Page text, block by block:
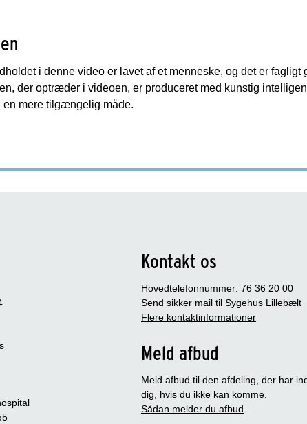
i denne video er lavet af et menneske, og det er
der optræder i videoen, er produceret med kunstig
en mere tilgængelig måde.
Kontakt os
Hovedtelefonnummer: 76 36 20 00
Send sikker mail til Sygehus Lillebælt
Flere kontaktinformationer
Meld afbud
Meld afbud til den afdeling, der har
dig, hvis du ikke kan komme.
Sådan melder du afbud